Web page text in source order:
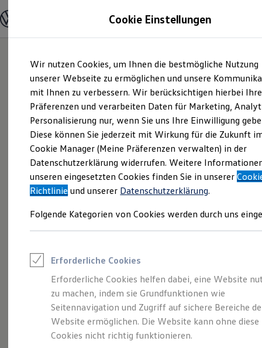
Hauptinhalt
springen
Footer
springen
Modelle und Konfigurator
Modelle vergleichen
Elektroautos
ENERGY Sondermodelle
Nutzfahrzeuge
SUV und CUV
Familienautos
Kombis
Kompaktwagen
Sportwagen
Schnell verfügbare Fahrzeuge
Angebote und Produkte
Aktuelle Angebote
E-Auto-Förderung
Volkswagen Marktplatz
Junge Gebrauchtwagen und Gebrauchtwagen
Saisonangebote
Leasing
Leasing-Angebote
Gebrauchtwagen Leasing
Junge Gebrauchtwagen-Leasing
Elektroauto Leasing
Kleinwagen-Leasing
Leasing ohne Anzahlung
Der T-Roc
Cookie Einstellungen
Wir nutzen Cookies, um Ihnen die bestmögliche Nutzung
unserer Webseite zu ermöglichen und unsere
mit Ihnen zu verbessern. Wir berücksichtigen hierbei Ihre
Präferenzen und verarbeiten Daten für Marketing,
Personalisierung nur, wenn Sie uns Ihre Einwilligung
Diese können Sie jederzeit mit Wirkung für die Zukunft
Cookie Manager (Meine Präferenzen verwalten) in der
Datenschutzerklärung widerrufen. Weitere
unseren eingesetzten Cookies finden Sie in unserer
Richtlinie und unserer Datenschutzerklärung.
Folgende Kategorien von Cookies werden durch uns
Erforderliche Cookies
Erforderliche Cookies helfen dabei, eine Website
zu machen, indem sie Grundfunktionen wie
Seitennavigation und Zugriff auf sichere Bereiche
Website ermöglichen. Die Website kann ohne diese
Cookies nicht richtig funktionieren.